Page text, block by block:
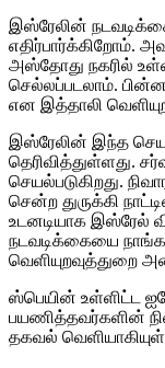
இஸ்ரேலின்
எதிர்பார்க்கிறோம்.
அஸ்தோது நகரில்
செல்லப்படலாம்.
என இத்தாலி
இஸ்ரேலின் இந்த
தெரிவித்துள்ளது.
செயல்படுகிறது.
சென்ற துருக்கி
உடனடியாக இஸ்ரேல்
நடவடிக்கையை
வெளியுறவுத்துறை
ஸ்பெயின் உள்ளிட்ட
பயணித்தவர்களின்
தகவல்